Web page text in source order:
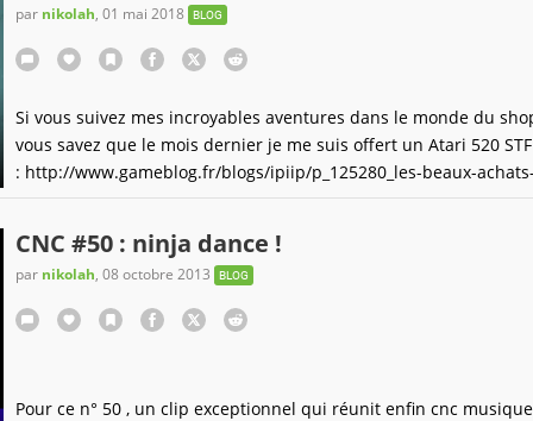
par nikolah, 01 mai 2018 BLOG
Si vous suivez mes incroyables aventures dans le monde du
vous savez que le mois dernier je me suis offert un Atari 520 STF
: http://www.gameblog.fr/blogs/ipiip/p_125280_les-beaux-
mois-de-mars-2018-atari-st-terminator-miMalheureusement , le
tristesse... Fort heureusement le gentil vendeur de la trocante
CNC #50 : ninja dance !
par nikolah, 08 octobre 2013 BLOG
Pour ce n° 50 , un clip exceptionnel qui réunit enfin cnc